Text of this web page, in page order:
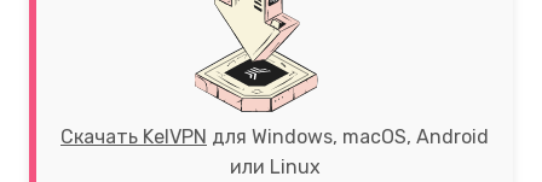
Скачать KelVPN для Windows, macOS, Android
или Linux